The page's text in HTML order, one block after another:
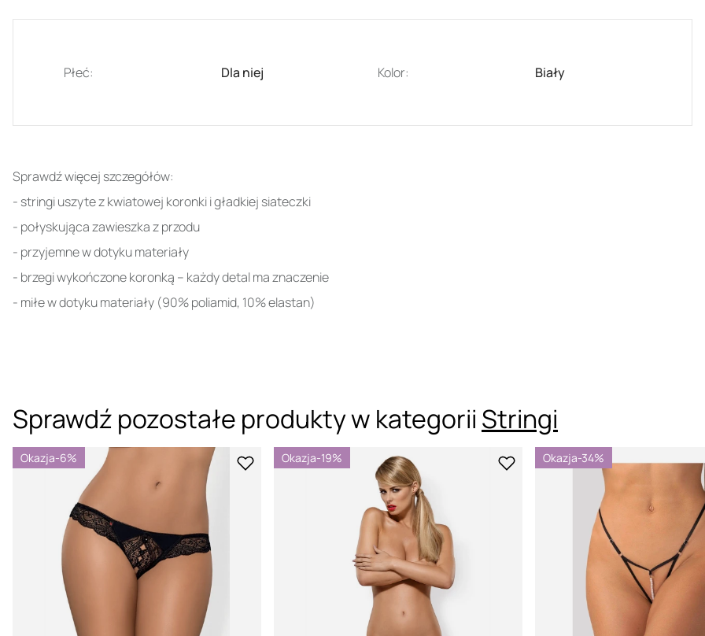
Płeć: Dla niej Kolor: Biały
Sprawdź więcej szczegółów:
- stringi uszyte z kwiatowej koronki i gładkiej siateczki
- połyskująca zawieszka z przodu
- przyjemne w dotyku materiały
- brzegi wykończone koronką – każdy detal ma znaczenie
- miłe w dotyku materiały (90% poliamid, 10% elastan)
Sprawdź pozostałe produkty w kategorii Stringi
Okazja-6% Okazja-19% Okazja-34%